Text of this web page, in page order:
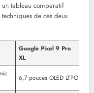
tableau comparatif
de ces deux
Google Pixel 9 Pro
XL
6,7 pouces OLED LTPO